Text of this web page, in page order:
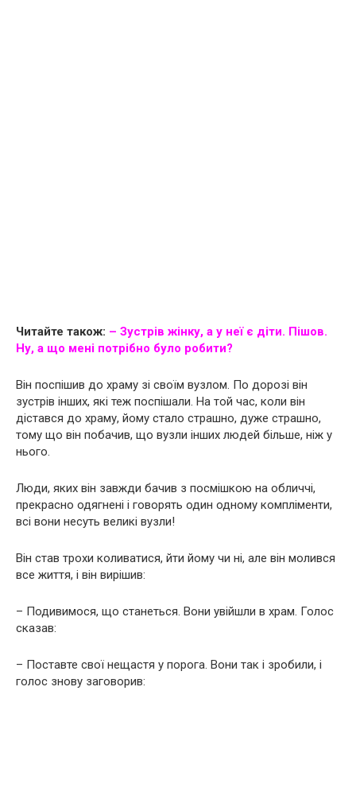
Читайте також: – Зустрів жінку, а у неї є діти. Пішов.
Ну, а що мені потрібно було робити?
Він поспішив до храму зі своїм вузлом. По дорозі він
зустрів інших, які теж поспішали. На той час, коли він
дістався до храму, йому стало страшно, дуже страшно,
тому що він побачив, що вузли інших людей більше, ніж у
нього.
Люди, яких він завжди бачив з посмішкою на обличчі,
прекрасно одягнені і говорять один одному компліменти,
всі вони несуть великі вузли!
Він став трохи коливатися, йти йому чи ні, але він молився
все життя, і він вирішив:
– Подивимося, що станеться. Вони увійшли в храм. Голос
сказав:
– Поставте свої нещастя у порога. Вони так і зробили, і
голос знову заговорив: